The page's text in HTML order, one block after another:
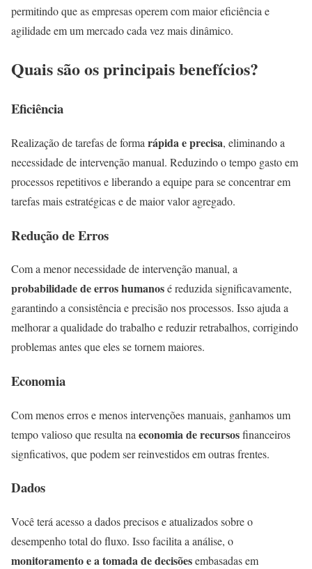
permitindo que as empresas operem com maior eficiência e
agilidade em um mercado cada vez mais dinâmico.
Quais são osprincipaisbenefícios?
Eficiência
Realização de tarefas de forma rápida e precisa, eliminando a
necessidade de intervenção manual. Reduzindo o tempo gasto em
processos repetitivos e liberando a equipe para se concentrar em
tarefas mais estratégicas e de maior valor agregado.
Redução de Erros
Com a menor necessidade de intervenção manual, a
probabilidade de erros humanosé reduzida significavamente,
garantindo a consistência e precisão nos processos. Isso ajuda a
melhorar a qualidade do trabalho e reduzir retrabalhos, corrigindo
problemas antes que eles se tornem maiores.
Economia
Com menos erros e menos intervenções manuais, ganhamos um
tempo valioso que resulta na economia de recursosfinanceiros
signficativos, que podem ser reinvestidos em outras frentes.
Dados
Você terá acesso a dados precisos e atualizados sobre o
desempenho total do fluxo. Isso facilita a análise, o
monitoramento e a tomada de decisõesembasadas em